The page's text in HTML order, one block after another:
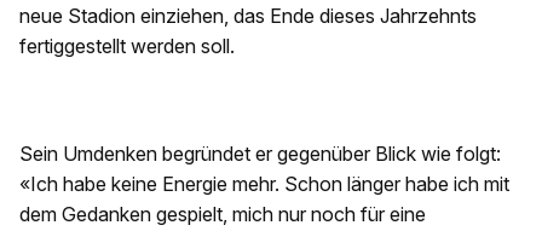
neue Stadion einziehen, das Ende dieses Jahrzehnts
fertiggestellt werden soll.
Sein Umdenken begründet er gegenüber Blick wie folgt:
«Ich habe keine Energie mehr. Schon länger habe ich mit
dem Gedanken gespielt, mich nur noch für eine